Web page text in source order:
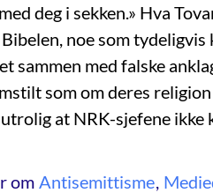
deg i sekken.» Hva
noe som
sammen med falske
som om deres
at NRK-sjefene ikke
om Antisemittisme